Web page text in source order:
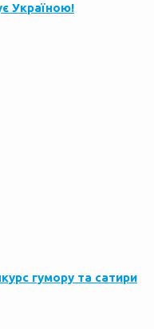
Україною!
гумору та сатири